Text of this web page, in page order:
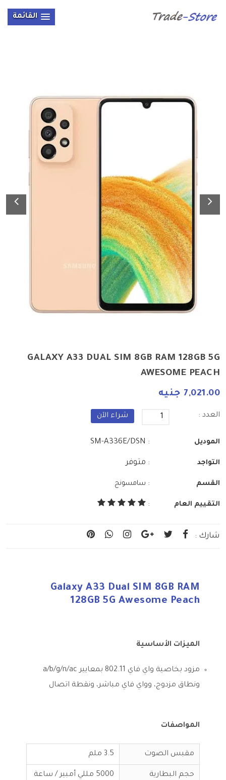
القائمة
GALAXY A33 DUAL SIM 8GB RAM 128GB 5G
AWESOME PEACH
7,021.00 جنيه
العدد : شراء الآن
الموديل : SM-A336E/DSN
التواجد : متوفر
القسم : سامسونج
التقييم العام :
شارك :
Galaxy A33 Dual SIM 8GB RAM
128GB 5G Awesome Peach
الميزات الأساسية
مزود بخاصية واي فاي 802.11 بمعايير a/b/g/n/ac
ونطاق مزدوج، وواي فاي مباشر، ونقطة اتصال
المواصفات
مقبس الصوت 3.5 ملم
حجم البطارية 5000 مللي أمبير / ساعة